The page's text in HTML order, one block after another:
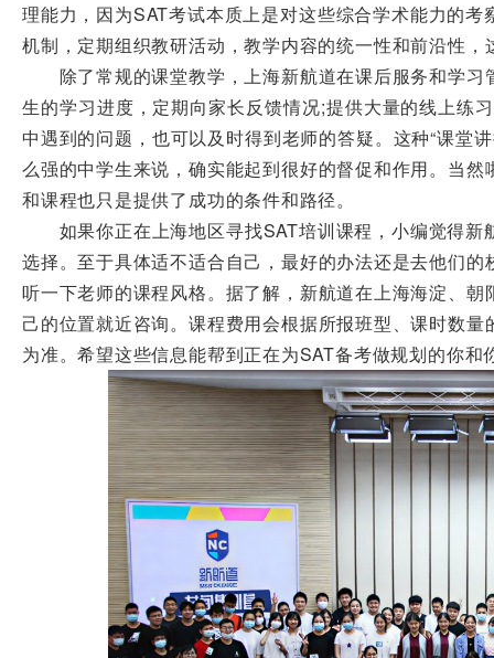
理能力，因为SAT考试本质上是对这些综合学术能力的
机制，定期组织教研活动，教学内容的统一性和前沿性
除了常规的课堂教学，上海新航道在课后服务和学习
生的学习进度，定期向家长反馈情况;提供大量的线上练
中遇到的问题，也可以及时得到老师的答疑。这种“课堂
么强的中学生来说，确实能起到很好的督促和作用。当
和课程也只是提供了成功的条件和路径。
如果你正在上海地区寻找SAT培训课程，小编觉得新
选择。至于具体适不适合自己，最好的办法还是去他们
听一下老师的课程风格。据了解，新航道在上海海淀、
己的位置就近咨询。课程费用会根据所报班型、课时数
为准。希望这些信息能帮到正在为SAT备考做规划的你和